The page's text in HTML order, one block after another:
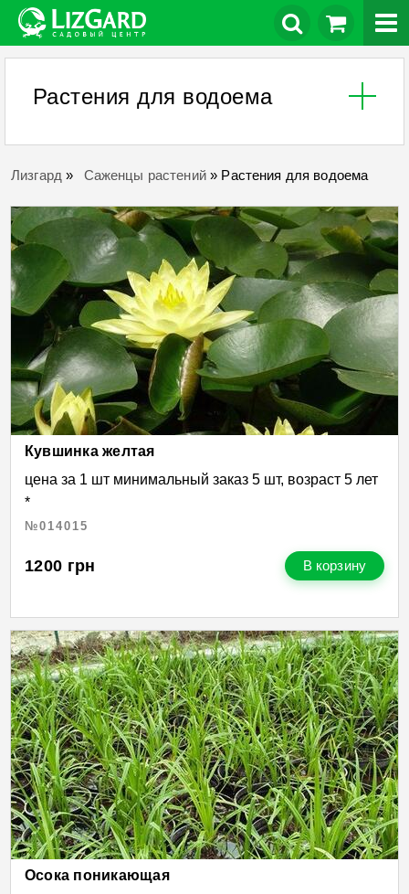
Растения для водоема
Лизгард » Саженцы растений» Растения для водоема
Кувшинка желтая
цена за 1 шт минимальный заказ 5 шт, возраст 5 лет
*
№014015
1200 грн В корзину
Осока поникающая